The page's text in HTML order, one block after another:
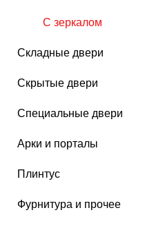
С зеркалом
Складные двери
Скрытые двери
Специальные двери
Арки и порталы
Плинтус
Фурнитура и прочее